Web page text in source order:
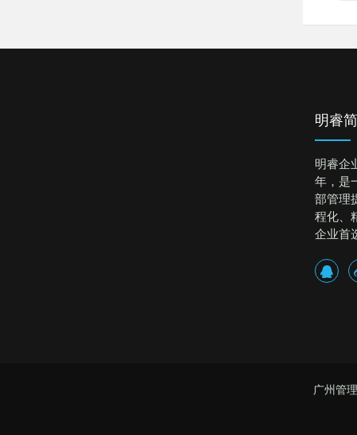
明睿
明睿企
年，是
部管理
程化、
企业首
广州管